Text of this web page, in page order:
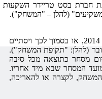
חברת בסט טריידר השקעות
(להלן – "המשחק").
1 בספטמבר 2014, או בסמוך לכך ויסתיים
(להלן: "תקופת המשחק").
מסחרכתוצאה מכל סיבה
המסחר שבא מיד אחריו.
לקצרה או להאריכה,